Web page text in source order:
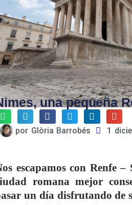
una pequeña
por Glòria Barrobés 1
escapamos con Renfe
romana mejor
un día disfrutando de